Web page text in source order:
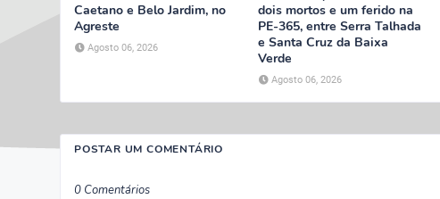
Caetano e Belo Jardim, no
Agreste
Agosto 06, 2026
dois mortos e um ferido na
PE-365, entre Serra Talhada
e Santa Cruz da Baixa
Verde
Agosto 06, 2026
POSTAR UM COMENTÁRIO
0 Comentários